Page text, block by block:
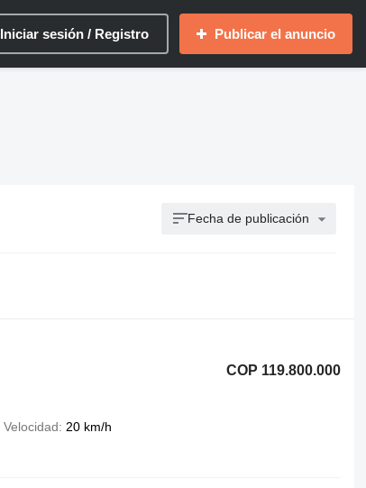
Iniciar sesión / Registro Publicar el anuncio
Fecha de publicación
COP 119.800.000
Velocidad 20 km/h